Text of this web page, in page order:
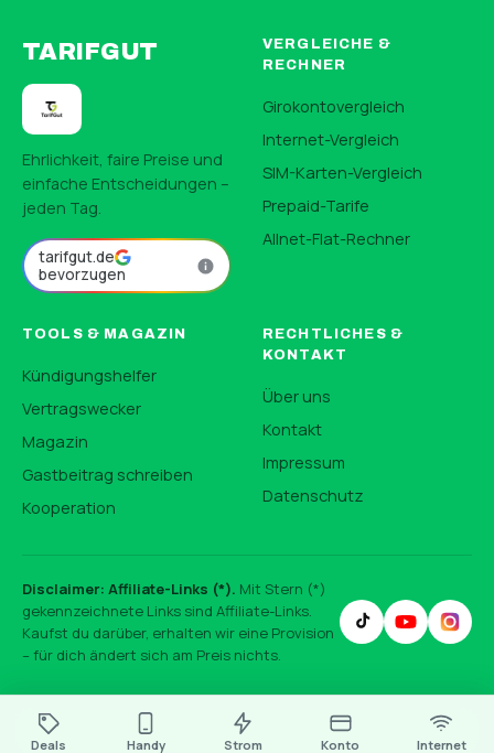
TARIFGUT
Ehrlichkeit, faire Preise und
einfache Entscheidungen –
jeden Tag.
tarifgut.de
bevorzugen
VERGLEICHE &
RECHNER
Girokontovergleich
Internet-Vergleich
SIM-Karten-Vergleich
Prepaid-Tarife
Allnet-Flat-Rechner
TOOLS & MAGAZIN
Kündigungshelfer
Vertragswecker
Magazin
Gastbeitrag schreiben
Kooperation
RECHTLICHES &
KONTAKT
Über uns
Kontakt
Impressum
Datenschutz
Disclaimer: Affiliate-Links (*). Mit Stern (*)
gekennzeichnete Links sind Affiliate-Links.
Kaufst du darüber, erhalten wir eine Provision
– für dich ändert sich am Preis nichts.
Deals Handy Strom Konto Internet